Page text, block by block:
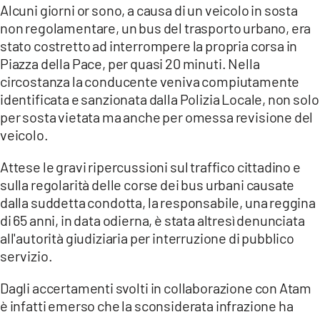
LaC
Network
LACPLAY.IT
LACONAIR.IT
LACITYMAG.IT
ILREGGINO.IT
COSENZACHANNEL.IT
ILVIBONESE.IT
CATANZAROCHANNEL.IT
LACAPITALENEWS.IT
Alcuni giorni or sono, a causa di un veicolo in sosta
non regolamentare, un bus del trasporto urbano, era
stato costretto ad interrompere la propria corsa in
Piazza della Pace, per quasi 20 minuti. Nella
circostanza la conducente veniva compiutamente
identificata e sanzionata dalla Polizia Locale, non solo
per sosta vietata ma anche per omessa revisione del
veicolo.
Attese le gravi ripercussioni sul traffico cittadino e
sulla regolarità delle corse dei bus urbani causate
dalla suddetta condotta, la responsabile, una reggina
di 65 anni, in data odierna, è stata altresì denunciata
all'autorità giudiziaria per interruzione di pubblico
servizio.
Dagli accertamenti svolti in collaborazione con Atam
è infatti emerso che la sconsiderata infrazione ha